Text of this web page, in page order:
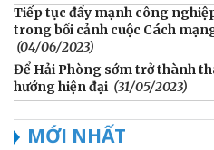
Tiếp tục đẩy mạnh công
trong bối cảnh cuộc Cách
(04/06/2023)
Để Hải Phòng sớm trở thành
hướng hiện đại (31/05/2023)
MỚI NHẤT